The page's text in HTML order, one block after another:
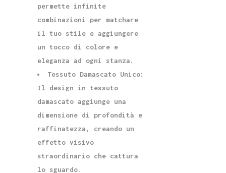
permette infinite
combinazioni per matchare
il tuo stile e aggiungere
un tocco di colore e
eleganza ad ogni stanza.
Tessuto Damascato Unico:
Il design in tessuto
damascato aggiunge una
dimensione di profondità e
raffinatezza, creando un
effetto visivo
straordinario che cattura
lo sguardo.